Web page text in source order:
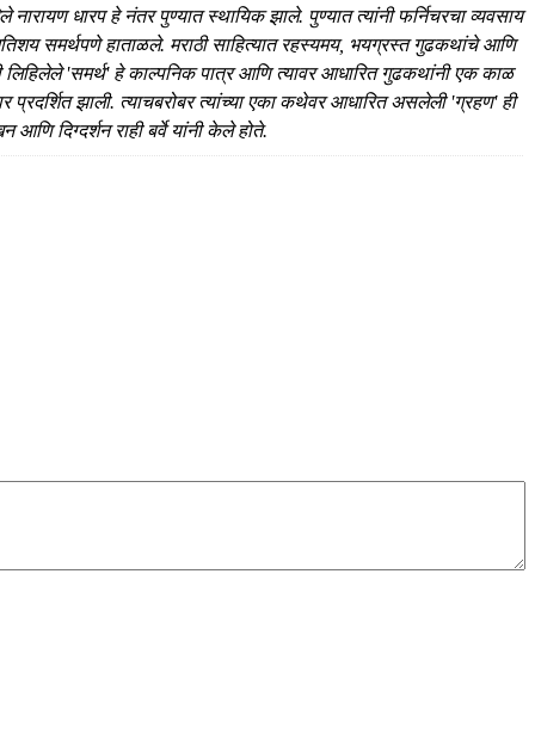
धारप हे नंतर पुण्यात स्थायिक झाले. पुण्यात त्यांनी फर्निचरचा व्यवसाय
समर्थपणे हाताळले. मराठी साहित्यात रहस्यमय, भयग्रस्त गुढकथांचे आणि
'समर्थ' हे काल्पनिक पात्र आणि त्यावर आधारित गुढकथांनी एक काळ
झाली. त्याचबरोबर त्यांच्या एका कथेवर आधारित असलेली 'ग्रहण' ही
दिग्दर्शन राही बर्वे यांनी केले होते.